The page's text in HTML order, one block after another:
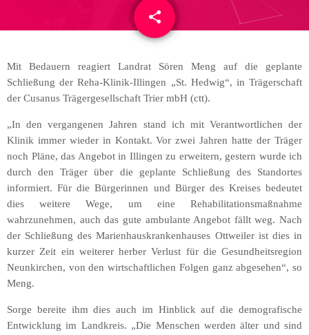
share
email
Mit Bedauern reagiert Landrat Sören Meng auf die geplante
Schließung der Reha-Klinik-Illingen „St. Hedwig“, in Trägerschaft
der Cusanus Trägergesellschaft Trier mbH (ctt).
„In den vergangenen Jahren stand ich mit Verantwortlichen der
Klinik immer wieder in Kontakt. Vor zwei Jahren hatte der Träger
noch Pläne, das Angebot in Illingen zu erweitern, gestern wurde ich
durch den Träger über die geplante Schließung des Standortes
informiert. Für die Bürgerinnen und Bürger des Kreises bedeutet
dies weitere Wege, um eine Rehabilitationsmaßnahme
wahrzunehmen, auch das gute ambulante Angebot fällt weg. Nach
der Schließung des Marienhauskrankenhauses Ottweiler ist dies in
kurzer Zeit ein weiterer herber Verlust für die Gesundheitsregion
Neunkirchen, von den wirtschaftlichen Folgen ganz abgesehen“, so
Meng.
Sorge bereite ihm dies auch im Hinblick auf die demografische
Entwicklung im Landkreis. „Die Menschen werden älter und sind